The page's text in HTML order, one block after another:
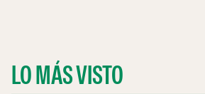
LO MÁS VISTO